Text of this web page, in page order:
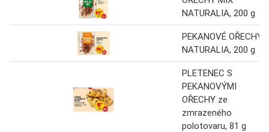
NATURALIA, 200 g
PEKANOVÉ OŘECHY
NATURALIA, 200 g
PLETENEC S
PEKANOVÝMI
OŘECHY ze
zmrazeného
polotovaru, 81 g